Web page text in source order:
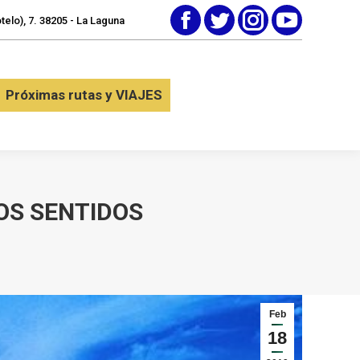
7. 38205 - La Laguna
FacebookTwitterInstagramYouTube
Próximas rutas y VIAJES
SENTIDOS
Feb
18